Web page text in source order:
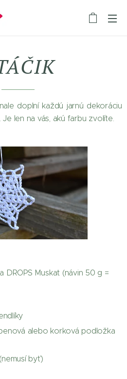
doplní každú jarnú dekoráciu
len na vás, akú farbu zvolíte.
DROPS Muskat (návin 50 g =
alebo korková podložka
byť)